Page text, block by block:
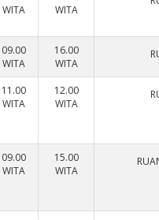
WITA
WITA
09.00
WITA
16.00
WITA
11.00
WITA
12.00
WITA
09.00
WITA
15.00
WITA